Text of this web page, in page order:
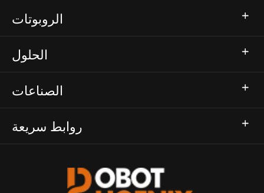
الروبوتات
الحلول
الصناعات
روابط سريعة